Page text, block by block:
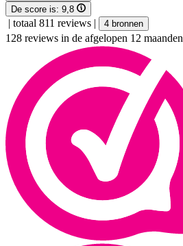
De score is: 9,8
| totaal 811 reviews | 4 bronnen
128 reviews in de afgelopen 12 maanden